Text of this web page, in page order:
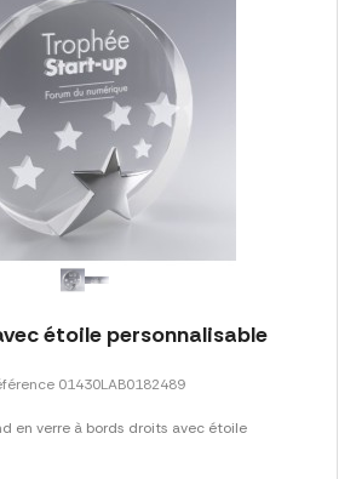
étoile personnalisable
01430LAB0182489
en verre à bords droits avec étoile